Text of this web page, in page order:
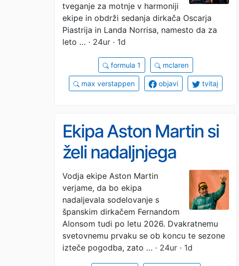
tveganje za motnje v harmoniji
ekipe in obdrži sedanja dirkača Oscarja
Piastrija in Landa Norrisa, namesto da za
leto … · 24ur · 1d
formula 1 mclaren
max verstappen objavi tvitaj
Ekipa Aston Martin si
želi nadaljnjega
sodelovanja z
Alonsom
Vodja ekipe Aston Martin
verjame, da bo ekipa
nadaljevala sodelovanje s
španskim dirkačem Fernandom
Alonsom tudi po letu 2026. Dvakratnemu
svetovnemu prvaku se ob koncu te sezone
izteče pogodba, zato … · 24ur · 1d